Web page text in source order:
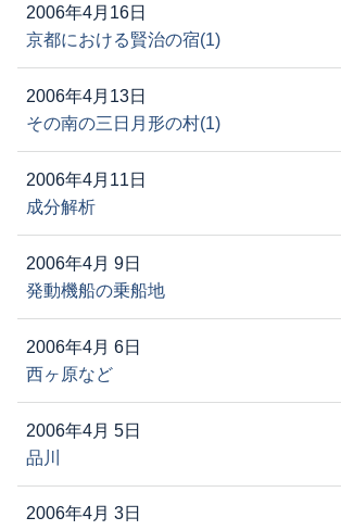
2006年4月16日
京都における賢治の宿(1)
2006年4月13日
その南の三日月形の村(1)
2006年4月11日
成分解析
2006年4月 9日
発動機船の乗船地
2006年4月 6日
西ヶ原など
2006年4月 5日
品川
2006年4月 3日